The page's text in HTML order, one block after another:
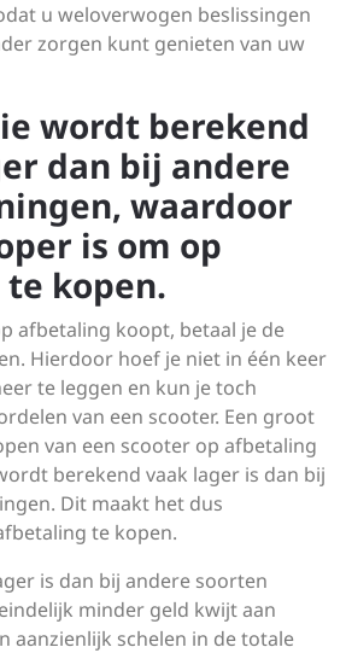
u weloverwogen beslissingen
zorgen kunt genieten van uw
wordt berekend
dan bij andere
waardoor
is om op
kopen.
afbetaling koopt, betaal je de
Hierdoor hoef je niet in één keer
te leggen en kun je toch
van een scooter. Een groot
van een scooter op afbetaling
berekend vaak lager is dan bij
Dit maakt het dus
te kopen.
is dan bij andere soorten
minder geld kwijt aan
aanzienlijk schelen in de totale